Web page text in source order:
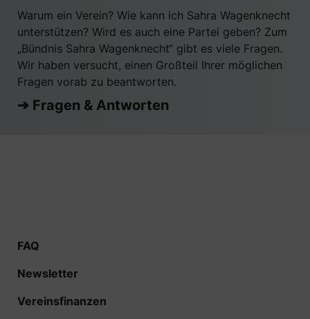
Warum ein Verein? Wie kann ich Sahra Wagenknecht
unterstützen? Wird es auch eine Partei geben? Zum
„Bündnis Sahra Wagenknecht“ gibt es viele Fragen.
Wir haben versucht, einen Großteil Ihrer möglichen
Fragen vorab zu beantworten.
➔ Fragen & Antworten
FAQ
Newsletter
Vereinsfinanzen